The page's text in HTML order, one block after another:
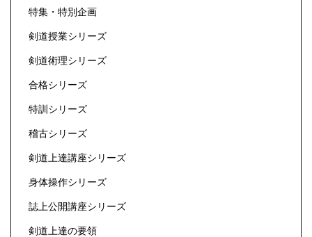
特集・特別企画
剣道授業シリーズ
剣道術理シリーズ
合格シリーズ
特訓シリーズ
稽古シリーズ
剣道上達講座シリーズ
身体操作シリーズ
誌上公開講座シリーズ
剣道上達の要領